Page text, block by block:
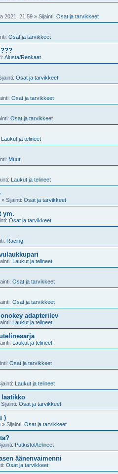
2021, 21:59 » Sijainti: Osat ja tarvikkeet
Osat ja tarvikkeet
Alusta/Renkaat
Osat ja tarvikkeet
Osat ja tarvikkeet
Osat ja tarvikkeet
Laukut ja telineet
Muut
Laukut ja telineet
» Sijainti: Osat ja tarvikkeet
ym.
Osat ja tarvikkeet
Racing
Laukut ja telineet
Osat ja tarvikkeet
Osat ja tarvikkeet
adapterilev
Laukut ja telineet
Laukut ja telineet
Osat ja tarvikkeet
Laukut ja telineet
laatikko
Osat ja tarvikkeet
)
» Sijainti: Osat ja tarvikkeet
Putkistot/telineet
äänenvaimenni
Osat ja tarvikkeet